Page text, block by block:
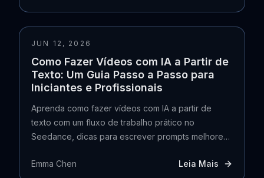
JUN 12, 2026
Como Fazer Vídeos com IA a Partir de
Texto: Um Guia Passo a Passo para
Iniciantes e Profissionais
Aprenda como fazer vídeos com IA a partir de
texto com um fluxo de trabalho prático no
Seedance, dicas para escrever prompts melhores
Emma Chen
Leia Mais